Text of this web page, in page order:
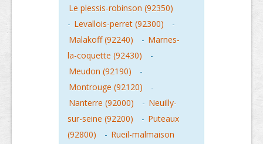
Le plessis-robinson (92350)
- Levallois-perret (92300)
-
Malakoff (92240)
- Marnes-
la-coquette (92430)
-
Meudon (92190)
-
Montrouge (92120)
-
Nanterre (92000)
- Neuilly-
sur-seine (92200)
- Puteaux
(92800)
- Rueil-malmaison